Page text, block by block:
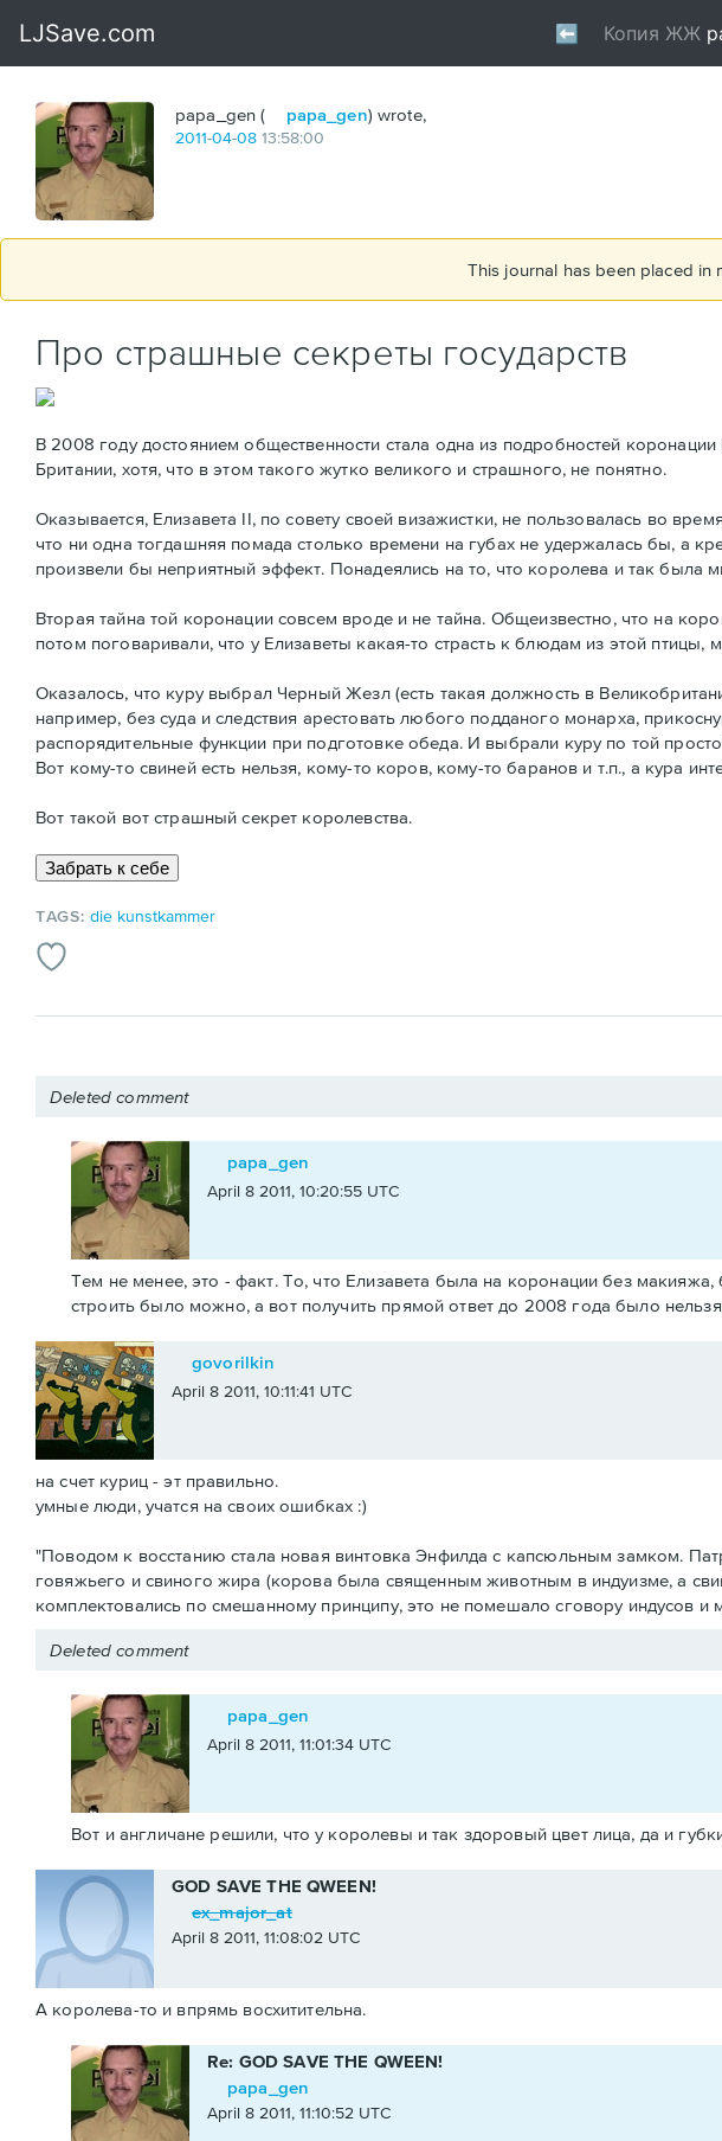
papa_gen ( papa_gen) wrote,
2011-04-08 13:58:00
This journal has been placed in
Про страшные секреты государств
В 2008 году достоянием общественности стала одна из подробностей
Британии, хотя, что в этом такого жутко великого и страшного, не понятно.
Оказывается, Елизавета II, по совету своей визажистки, не пользовалась во
что ни одна тогдашняя помада столько времени на губах не удержалась бы, а
произвели бы неприятный эффект. Понадеялись на то, что королева и так была
Вторая тайна той коронации совсем вроде и не тайна. Общеизвестно, что на
потом поговаривали, что у Елизаветы какая-то страсть к блюдам из этой птицы,
Оказалось, что куру выбрал Черный Жезл (есть такая должность в
например, без суда и следствия арестовать любого подданого монарха,
распорядительные функции при подготовке обеда. И выбрали куру по той
Вот кому-то свиней есть нельзя, кому-то коров, кому-то баранов и т.п., а кура
Вот такой вот страшный секрет королевства.
TAGS:die kunstkammer
Deleted comment
papa_gen
April 8 2011, 10:20:55 UTC
Тем не менее, это - факт. То, что Елизавета была на коронации без
строить было можно, а вот получить прямой ответ до 2008 года было
govorilkin
April 8 2011, 10:11:41 UTC
на счет куриц - эт правильно.
умные люди, учатся на своих ошибках :)
"Поводом к восстанию стала новая винтовка Энфилда с капсюльным замком.
говяжьего и свиного жира (корова была священным животным в индуизме, а
комплектовались по смешанному принципу, это не помешало сговору индусов и
Deleted comment
papa_gen
April 8 2011, 11:01:34 UTC
Вот и англичане решили, что у королевы и так здоровый цвет лица, да и
GOD SAVE THE QWEEN!
ex_major_at
April 8 2011, 11:08:02 UTC
А королева-то и впрямь восхитительна.
Re: GOD SAVE THE QWEEN!
papa_gen
April 8 2011, 11:10:52 UTC